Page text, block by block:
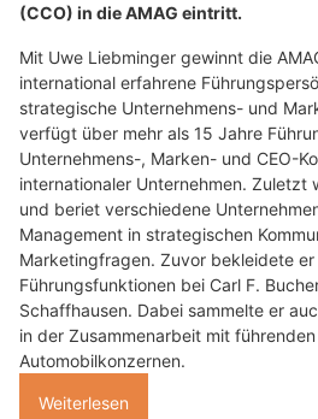
(CCO) in die AMAG eintritt.
Mit Uwe Liebminger gewinnt die
international erfahrene
strategische Unternehmens- und
verfügt über mehr als 15 Jahre
Unternehmens-, Marken- und CEO-
internationaler Unternehmen. Zuletzt
und beriet verschiedene
Management in strategischen
Marketingfragen. Zuvor bekleidete
Führungsfunktionen bei Carl F.
Schaffhausen. Dabei sammelte er
in der Zusammenarbeit mit
Automobilkonzernen.
Weiterlesen